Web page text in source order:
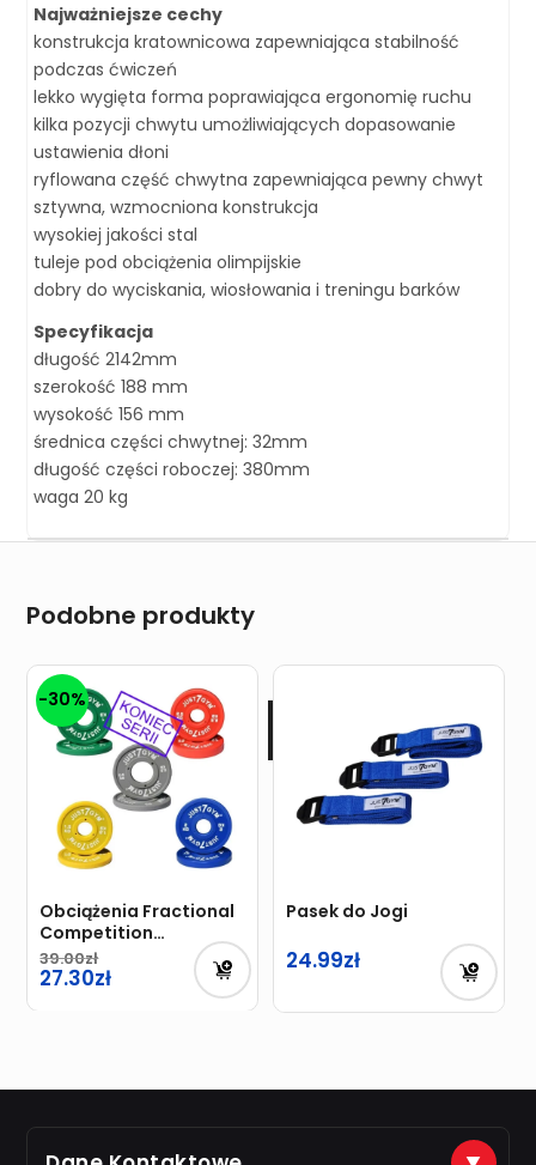
Najważniejsze cechy
konstrukcja kratownicowa zapewniająca stabilność
podczas ćwiczeń
lekko wygięta forma poprawiająca ergonomię ruchu
kilka pozycji chwytu umożliwiających dopasowanie
ustawienia dłoni
ryflowana część chwytna zapewniająca pewny chwyt
sztywna, wzmocniona konstrukcja
wysokiej jakości stal
tuleje pod obciążenia olimpijskie
dobry do wyciskania, wiosłowania i treningu barków
Specyfikacja
długość 2142mm
szerokość 188 mm
wysokość 156 mm
średnica części chwytnej: 32mm
długość części roboczej: 380mm
waga 20 kg
Podobne produkty
-30%
Obciążenia Fractional
Competition
Just7Gym 0,5kg –
2,5kg
39.00
27.30
Pasek do Jogi
24.99